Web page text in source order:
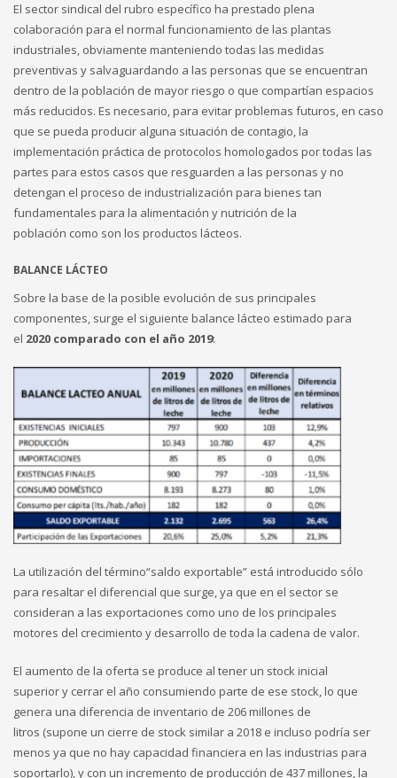
El sector sindical del rubro específico ha prestado plena
colaboración para el normal funcionamiento de las plantas
industriales, obviamente manteniendo todas las medidas
preventivas y salvaguardando a las personas que se encuentran
dentro de la población de mayor riesgo o que compartían espacios
más reducidos. Es necesario, para evitar problemas futuros, en caso
que se pueda producir alguna situación de contagio, la
implementación práctica de protocolos homologados por todas las
partes para estos casos que resguarden a las personas y no
detengan el proceso de industrialización para bienes tan
fundamentales para la alimentación y nutrición de la
población como son los productos lácteos.
BALANCE LÁCTEO
Sobre la base de la posible evolución de sus principales
componentes, surge el siguiente balance lácteo estimado para
el 2020 comparado con el año 2019:
La utilización del término“saldo exportable” está introducido sólo
para resaltar el diferencial que surge, ya que en el sector se
consideran a las exportaciones como uno de los principales
motores del crecimiento y desarrollo de toda la cadena de valor.
El aumento de la oferta se produce al tener un stock inicial
superior y cerrar el año consumiendo parte de ese stock, lo que
genera una diferencia de inventario de 206 millones de
litros (supone un cierre de stock similar a 2018 e incluso podría ser
menos ya que no hay capacidad financiera en las industrias para
soportarlo), y con un incremento de producción de 437 millones, la